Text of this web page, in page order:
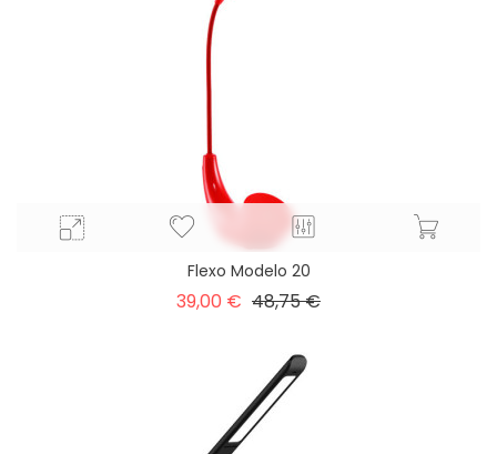
Flexo Modelo 20
39,00 € Precio
48,75 €Precio